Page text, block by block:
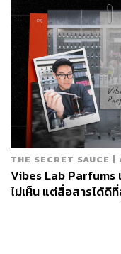
เจาะตลาด Girl
THE SECRET SAUCE |
Vibes Lab Parfums
ไม่เห็น แต่สื่อสารได้ดี